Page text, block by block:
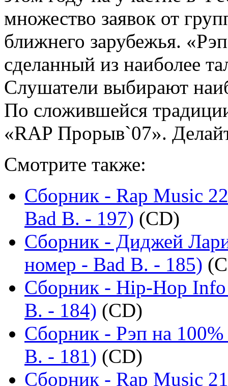
множество заявок от
ближнего зарубежья.
сделанный из наиболее
Слушатели выбирают
По сложившейся
«RAP Прорыв`07».
Смотрите также:
Сборник - Rap Music
Bad B. - 197) (CD)
Сборник - Диджей
номер - Bad B. - 185)
Сборник - Hip-Hop
B. - 184) (CD)
Сборник - Рэп на
B. - 181) (CD)
Сборник - Rap Music